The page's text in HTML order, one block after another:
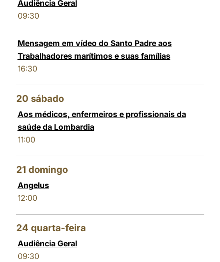
Audiência Geral
09:30
Mensagem em vídeo do Santo Padre aos
Trabalhadores marítimos e suas famílias
16:30
20 sábado
Aos médicos, enfermeiros e profissionais da
saúde da Lombardia
11:00
21 domingo
Angelus
12:00
24 quarta-feira
Audiência Geral
09:30